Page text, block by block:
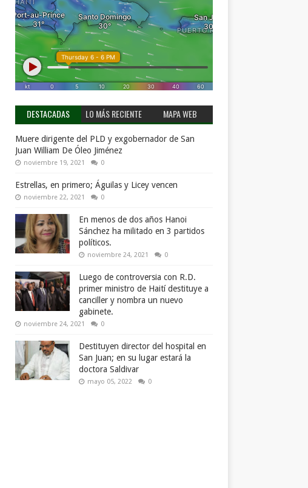
DESTACADAS LO MÁS RECIENTE MAPA WEB
Muere dirigente del PLD y exgobernador de San
Juan William De Óleo Jiménez
noviembre 19, 2021 0
Estrellas, en primero; Águilas y Licey vencen
noviembre 22, 2021 0
En menos de dos años Hanoi
Sánchez ha militado en 3 partidos
políticos.
noviembre 24, 2021 0
Luego de controversia con R.D.
primer ministro de Haití destituye a
canciller y nombra un nuevo
gabinete.
noviembre 24, 2021 0
Destituyen director del hospital en
San Juan; en su lugar estará la
doctora Saldivar
mayo 05, 2022 0